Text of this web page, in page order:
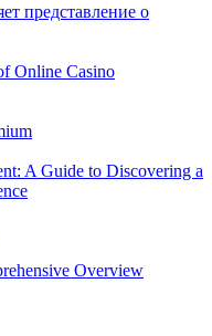
представление о
Online Casino
A Guide to Discovering a
Overview